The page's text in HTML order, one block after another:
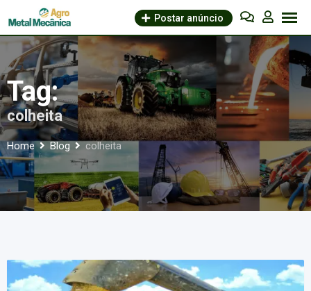
to
content
Postar anúncio
Tag:
colheita
Home Blog colheita